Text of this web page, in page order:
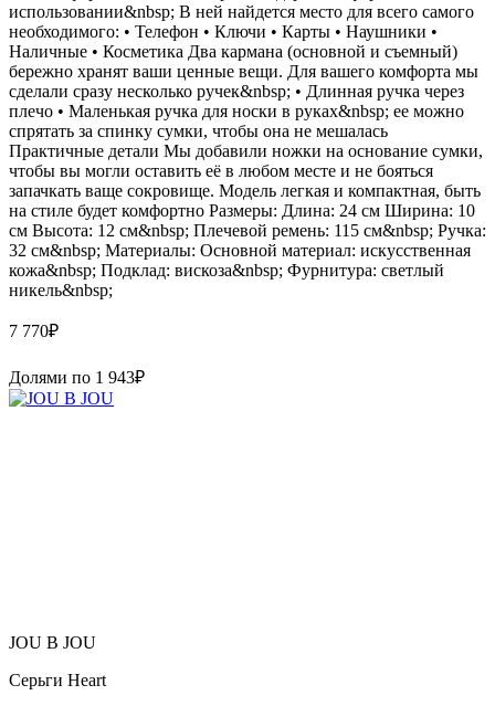
использовании&nbsp; В ней найдется место для всего самого
необходимого: • Телефон • Ключи • Карты • Наушники •
Наличные • Косметика Два кармана (основной и съемный)
бережно хранят ваши ценные вещи. Для вашего комфорта мы
сделали сразу несколько ручек&nbsp; • Длинная ручка через
плечо • Маленькая ручка для носки в руках&nbsp; ее можно
спрятать за спинку сумки, чтобы она не мешалась
Практичные детали Мы добавили ножки на основание сумки,
чтобы вы могли оставить её в любом месте и не бояться
запачкать ваще сокровище. Модель легкая и компактная, быть
на стиле будет комфортно Размеры: Длина: 24 см Ширина: 10
см Высота: 12 см&nbsp; Плечевой ремень: 115 см&nbsp; Ручка:
32 см&nbsp; Материалы: Основной материал: искусственная
кожа&nbsp; Подклад: вискоза&nbsp; Фурнитура: светлый
никель&nbsp;
7 770₽
Долями по 1 943₽
JOU B JOU
Серьги Heart